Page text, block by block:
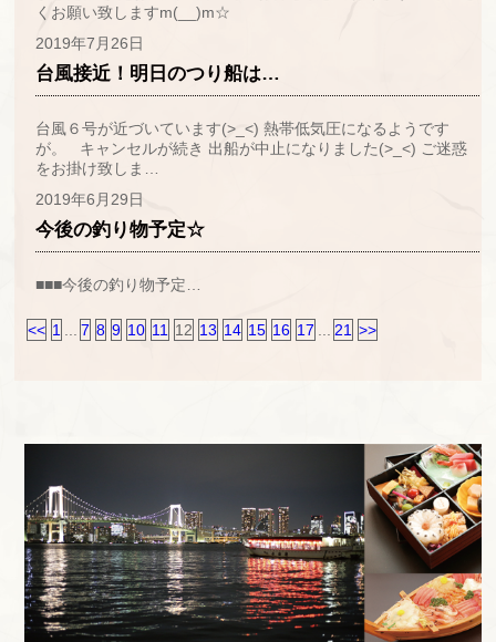
くお願い致しますm(__)m☆
2019年7月26日
台風接近！明日のつり船は…
台風６号が近づいています(>_<) 熱帯低気圧になるようです
が。 キャンセルが続き 出船が中止になりました(>_<) ご迷惑
をお掛け致しま…
2019年6月29日
今後の釣り物予定☆
■■■今後の釣り物予定…
<< 1 7 8 9 10 11 12 13 14 15 16 17 21 >>